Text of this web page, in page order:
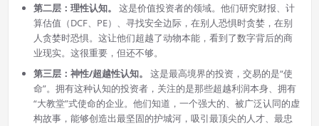
第二层：理性认知。
这是价值投资者的领域。他们研究财报、计
算估值（DCF、PE）、寻找安全边际，在别人恐惧时贪婪，在别
人贪婪时恐惧。这让他们超越了动物本能，看到了数字背后的商
业现实。这很重要，但还不够。
第三层：神性/超越性认知。
这是最高境界的投资，交易的是“使
命”。拥有这种认知的投资者，关注的是那些超越利润本身、拥有
“大教堂”式使命的企业。他们知道，一个强大的、被广泛认同的虚
构故事，能够创造出最坚固的护城河，吸引最顶尖的人才、最忠